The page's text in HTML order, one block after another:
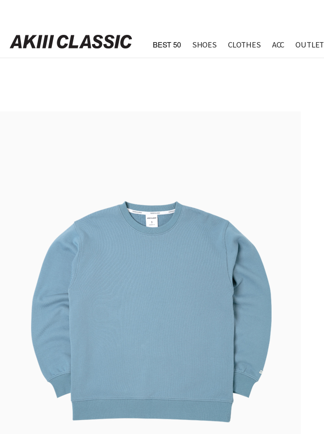
BEST 50 SHOES CLOTHES ACC OUTLET